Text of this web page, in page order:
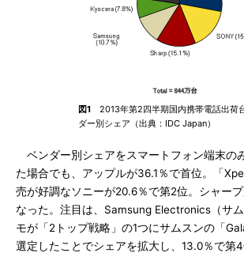
図1 2013年第2四半期国内携帯電話出荷
ダー別シェア（出典：IDC Japan）
ベンダー別シェアをスマートフォン端末の
た場合でも、アップルが36.1％で首位。「
売が好調なソニーが20.6％で第2位。シャー
なった。注目は、Samsung Electronics（サ
モが「2トップ戦略」の1つにサムスンの「
選定したことでシェアを拡大し、13.0％で第4